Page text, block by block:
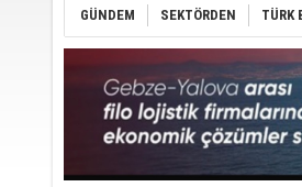
GÜNDEM SEKTÖRDEN TÜRK